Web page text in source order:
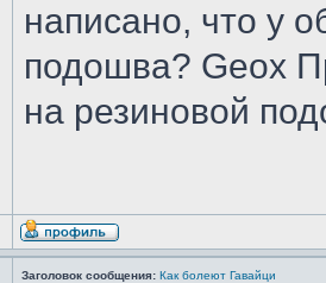
написано, что у
подошва? Geox
на резиновой
Заголовок сообщения: Как болеют Гавайци